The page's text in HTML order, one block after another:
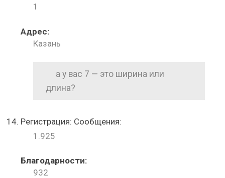
1
Адрес:
Казань
а у вас 7 — это ширина или
длина?
Регистрация: Сообщения:
1.925
Благодарности:
932